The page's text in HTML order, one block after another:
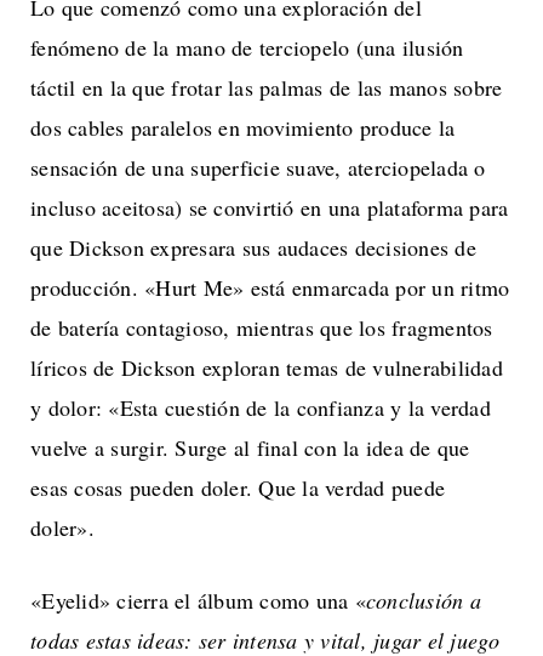
Lo que comenzó como una exploración del
fenómeno de la mano de terciopelo (una ilusión
táctil en la que frotar las palmas de las manos sobre
dos cables paralelos en movimiento produce la
sensación de una superficie suave, aterciopelada o
incluso aceitosa) se convirtió en una plataforma para
que Dickson expresara sus audaces decisiones de
producción. «Hurt Me» está enmarcada por un ritmo
de batería contagioso, mientras que los fragmentos
líricos de Dickson exploran temas de vulnerabilidad
y dolor: «Esta cuestión de la confianza y la verdad
vuelve a surgir. Surge al final con la idea de que
esas cosas pueden doler. Que la verdad puede
doler».
«Eyelid» cierra el álbum como una «conclusión a
todas estas ideas: ser intensa y vital, jugar el juego